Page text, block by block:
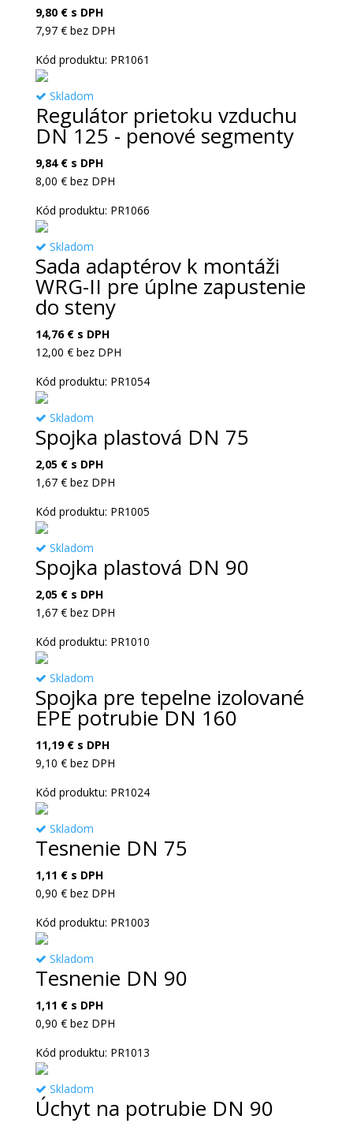
9,80 €s DPH
7,97 €bez DPH
Kód produktu: PR1061
Skladom
Regulátor prietoku vzduchu
DN 125 - penové segmenty
9,84 €s DPH
8,00 €bez DPH
Kód produktu: PR1066
Skladom
Sada adaptérov k montáži
WRG-II pre úplne zapustenie
do steny
14,76 €s DPH
12,00 €bez DPH
Kód produktu: PR1054
Skladom
Spojka plastová DN 75
2,05 €s DPH
1,67 €bez DPH
Kód produktu: PR1005
Skladom
Spojka plastová DN 90
2,05 €s DPH
1,67 €bez DPH
Kód produktu: PR1010
Skladom
Spojka pre tepelne izolované
EPE potrubie DN 160
11,19 €s DPH
9,10 €bez DPH
Kód produktu: PR1024
Skladom
Tesnenie DN 75
1,11 €s DPH
0,90 €bez DPH
Kód produktu: PR1003
Skladom
Tesnenie DN 90
1,11 €s DPH
0,90 €bez DPH
Kód produktu: PR1013
Skladom
Úchyt na potrubie DN 90